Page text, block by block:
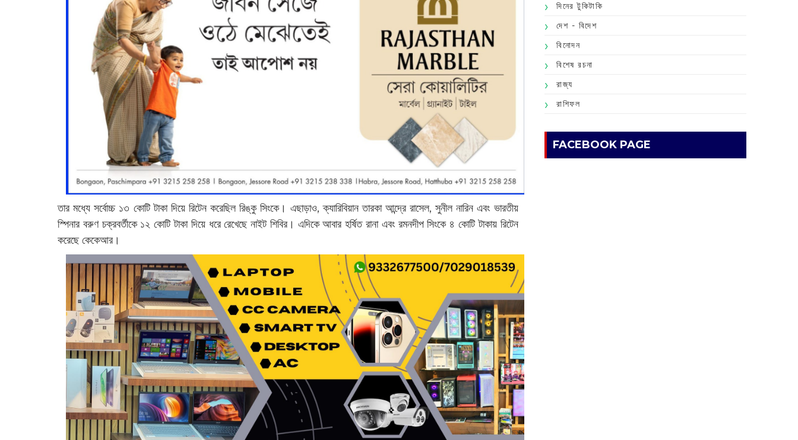
তার মধ্যে সর্বোচ্চ ১৩ কোটি টাকা দিয়ে রিটেন করেছিল রিঙ্কু সিংকে। এছাড়াও, ক্যারিবিয়ান তারকা আন্দ্রে রাসেল, সুনীল নারিন এবং ভারতীয়
স্পিনার বরুণ চক্রবর্তীকে ১২ কোটি টাকা দিয়ে ধরে রেখেছে নাইট শিবির। এদিকে আবার হর্ষিত রানা এবং রমনদীপ সিংকে ৪ কোটি টাকায় রিটেন
করেছে কেকেআর।
দিনের টুকিটাকি
দেশ - বিদেশ
বিনোদন
বিশেষ রচনা
রাজ্য
রাশিফল
FACEBOOK PAGE